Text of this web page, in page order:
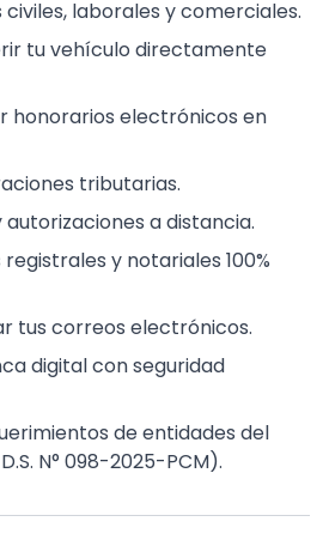
laborales y comerciales.
tu vehículo directamente
honorarios electrónicos en
tributarias.
a distancia.
y notariales 100%
tus correos electrónicos.
digital con seguridad
de entidades del
N° 098-2025-PCM).